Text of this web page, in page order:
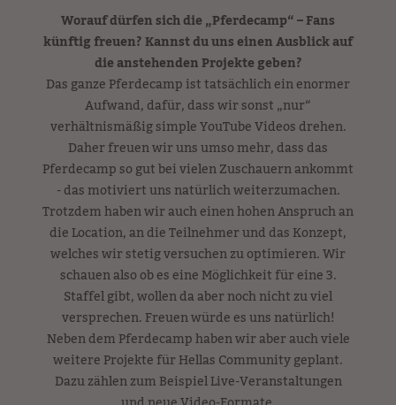
Worauf dürfen sich die „Pferdecamp“ – Fans
künftig freuen? Kannst du uns einen Ausblick auf
die anstehenden Projekte geben?
Das ganze Pferdecamp ist tatsächlich ein enormer
Aufwand, dafür, dass wir sonst „nur“
verhältnismäßig simple YouTube Videos drehen.
Daher freuen wir uns umso mehr, dass das
Pferdecamp so gut bei vielen Zuschauern ankommt
- das motiviert uns natürlich weiterzumachen.
Trotzdem haben wir auch einen hohen Anspruch an
die Location, an die Teilnehmer und das Konzept,
welches wir stetig versuchen zu optimieren. Wir
schauen also ob es eine Möglichkeit für eine 3.
Staffel gibt, wollen da aber noch nicht zu viel
versprechen. Freuen würde es uns natürlich!
Neben dem Pferdecamp haben wir aber auch viele
weitere Projekte für Hellas Community geplant.
Dazu zählen zum Beispiel Live-Veranstaltungen